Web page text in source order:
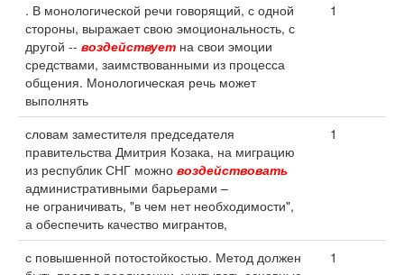
. В монологической речи говорящий, с одной
стороны, выражает свою эмоциональность, с
другой -- воздействует на свои эмоции
средствами, заимствованными из процесса
общения. Монологическая речь может
выполнять
1
словам заместителя председателя
правительства Дмитрия Козака, на миграцию
из республик СНГ можно воздействовать
административными барьерами –
не ограничивать, "в чем нет необходимости",
а обеспечить качество мигрантов,
1
с повышенной потостойкостью. Метод должен
1